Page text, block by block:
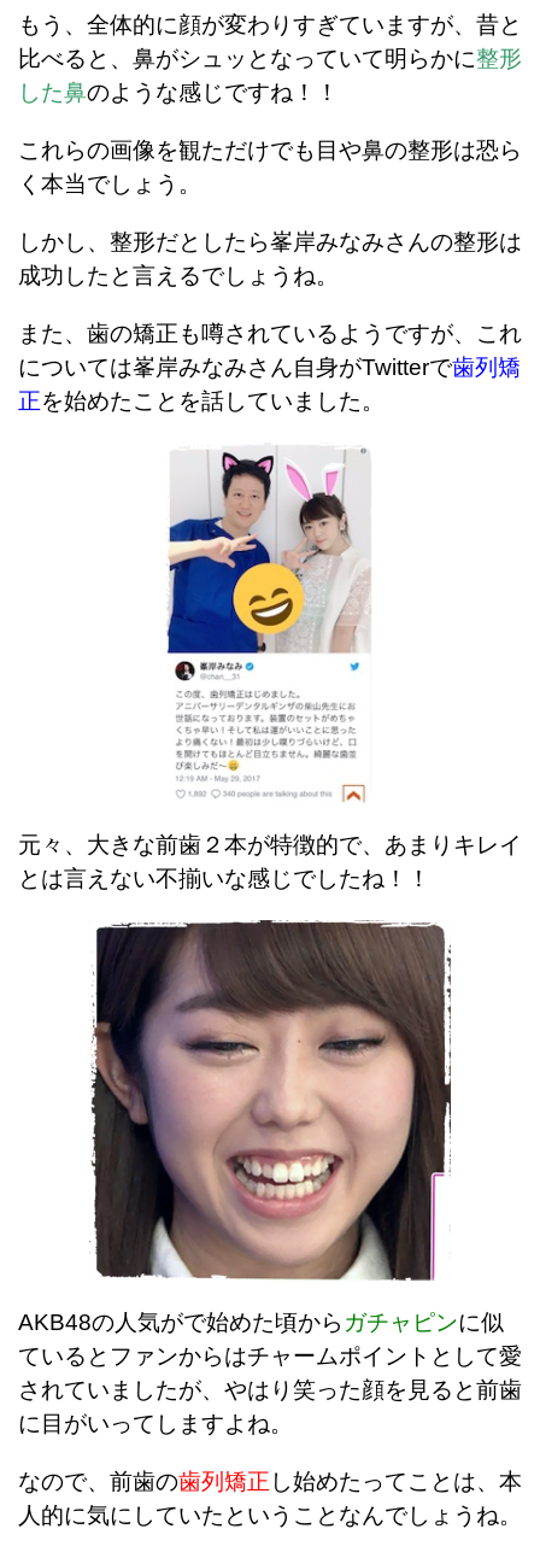
もう、全体的に顔が変わりすぎていますが、昔と
比べると、鼻がシュッとなっていて明らかに整形
した鼻のような感じですね！！
これらの画像を観ただけでも目や鼻の整形は恐ら
く本当でしょう。
しかし、整形だとしたら峯岸みなみさんの整形は
成功したと言えるでしょうね。
また、歯の矯正も噂されているようですが、これ
については峯岸みなみさん自身がTwitterで歯列矯
正を始めたことを話していました。
元々、大きな前歯２本が特徴的で、あまりキレイ
とは言えない不揃いな感じでしたね！！
AKB48の人気がで始めた頃から ガチャピンに似
ているとファンからはチャームポイントとして愛
されていましたが、やはり笑った顔を見ると前歯
に目がいってしますよね。
なので、前歯の歯列矯正 し始めたってことは、本
人的に気にしていたということなんでしょうね。